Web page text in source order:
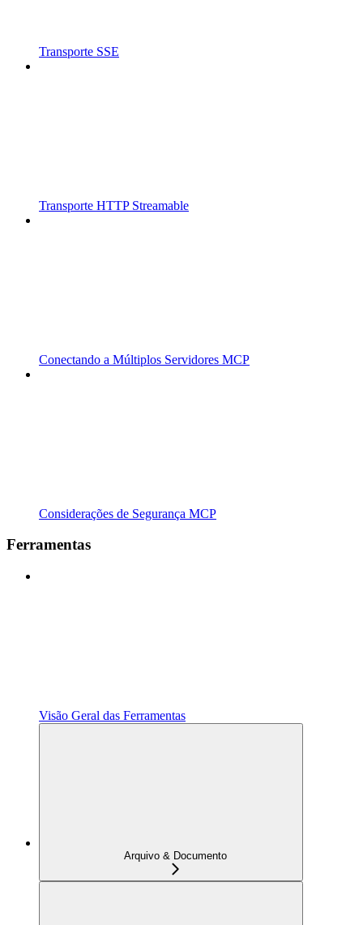
Transporte SSE
Transporte HTTP Streamable
Conectando a Múltiplos Servidores MCP
Considerações de Segurança MCP
Ferramentas
Visão Geral das Ferramentas
Arquivo & Documento